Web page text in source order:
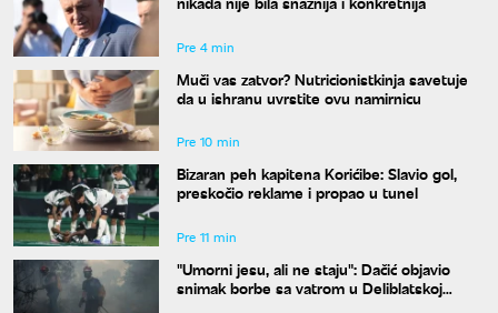
Pre 4 min
Muči vas zatvor? Nutricionistkinja savetuje
da u ishranu uvrstite ovu namirnicu
Pre 10 min
Bizaran peh kapitena Korićibe: Slavio gol,
preskočio reklame i propao u tunel
Pre 11 min
"Umorni jesu, ali ne staju": Dačić objavio
snimak borbe sa vatrom u Deliblatskoj